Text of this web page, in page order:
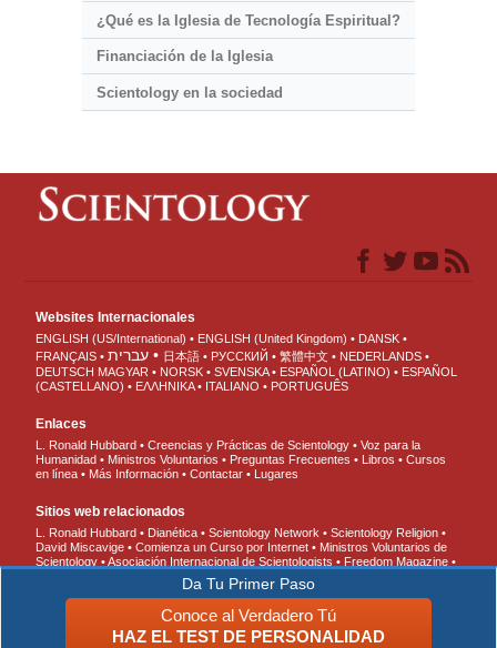
¿Qué es la Iglesia de Tecnología Espiritual?
Financiación de la Iglesia
Scientology en la sociedad
Da Tu Primer Paso
Conoce al Verdadero Tú
HAZ EL TEST DE PERSONALIDAD
Websites Internacionales
ENGLISH (US/International) ENGLISH (United Kingdom)
DANSK
FRANÇAIS
עברית 日本語 РУССКИЙ 繁體中文
NEDERLANDS
DEUTSCH MAGYAR NORSK SVENSKA ESPAÑOL (LATINO)
ESPAÑOL
(CASTELLANO)
ΕΛΛΗΝΙΚA ITALIANO PORTUGUÊS
Enlaces
L. Ronald Hubbard Creencias y Prácticas de Scientology
Voz para la
Humanidad
Ministros Voluntarios Preguntas Frecuentes Libros
Cursos
en línea
Más Información Contactar Lugares
Sitios web relacionados
L. Ronald Hubbard Dianética Scientology Network
Scientology Religion
David Miscavige
Comienza un Curso por Internet
Ministros Voluntarios de
Scientology
Asociación Internacional de Scientologists
Freedom Magazine
En Apoyo de Un Mundo Sin Drogas
Jóvenes por los Derechos Humanos
Ciudadanos por los Derechos Humanos